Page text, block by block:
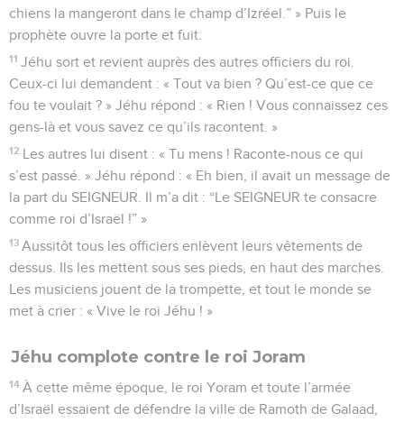
chiens la mangeront dans le champ d’Izréel.” » Puis le
prophète ouvre la porte et fuit.
11 Jéhu sort et revient auprès des autres officiers du roi.
Ceux-ci lui demandent : « Tout va bien ? Qu’est-ce que ce
fou te voulait ? » Jéhu répond : « Rien ! Vous connaissez ces
gens-là et vous savez ce qu’ils racontent. »
12 Les autres lui disent : « Tu mens ! Raconte-nous ce qui
s’est passé. » Jéhu répond : « Eh bien, il avait un message de
la part du SEIGNEUR. Il m’a dit : “Le SEIGNEUR te consacre
comme roi d’Israël !” »
13 Aussitôt tous les officiers enlèvent leurs vêtements de
dessus. Ils les mettent sous ses pieds, en haut des marches.
Les musiciens jouent de la trompette, et tout le monde se
met à crier : « Vive le roi Jéhu ! »
Jéhu complote contre le roi Joram
14 À cette même époque, le roi Yoram et toute l’armée
d’Israël essaient de défendre la ville de Ramoth de Galaad,